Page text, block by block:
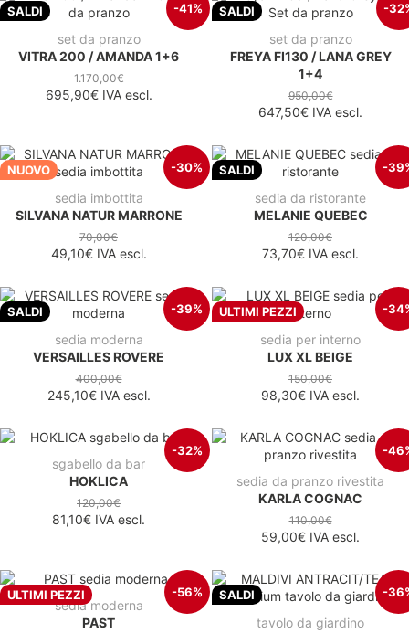
SALDI -41%
set da pranzo
VITRA 200 / AMANDA 1+6
1.170,00€
695,90€IVA escl.
SALDI -
set da pranzo
FREYA FI130 / LANA GREY
1+4
950,00€
647,50€ IVA escl.
NUOVO -30%
sedia imbottita
SILVANA NATUR MARRONE
70,00€
49,10€IVA escl.
SALDI -
sedia da ristorante
MELANIE QUEBEC
120,00€
73,70€ IVA escl.
SALDI -39%
sedia moderna
VERSAILLES ROVERE
400,00€
245,10€IVA escl.
ULTIMI PEZZI -
sedia per interno
LUX XL BEIGE
150,00€
98,30€ IVA escl.
-32%
sgabello da bar
HOKLICA
120,00€
81,10€ IVA escl.
-
sedia da pranzo rivestita
KARLA COGNAC
110,00€
59,00€ IVA escl.
ULTIMI PEZZI -56%
sedia moderna
PAST
SALDI -
tavolo da giardino